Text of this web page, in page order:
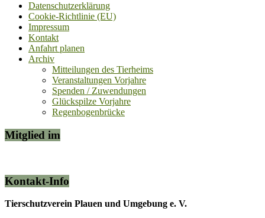
Datenschutzerklärung
Cookie-Richtlinie (EU)
Impressum
Kontakt
Anfahrt planen
Archiv
Mitteilungen des Tierheims
Veranstaltungen Vorjahre
Spenden / Zuwendungen
Glückspilze Vorjahre
Regenbogenbrücke
Mitglied im
Kontakt-Info
Tierschutzverein Plauen und Umgebung e. V.